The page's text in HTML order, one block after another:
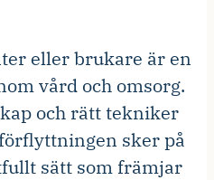
eller brukare är en
vård och omsorg.
och rätt tekniker
sker på
sätt som främjar